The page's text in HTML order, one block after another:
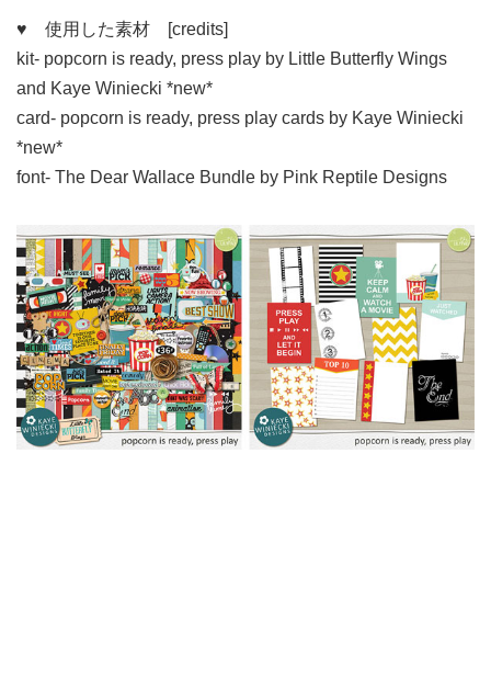
♥ 使用した素材 [credits]
kit- popcorn is ready, press play by Little Butterfly Wings
and Kaye Winiecki *new*
card- popcorn is ready, press play cards by Kaye Winiecki
*new*
font- The Dear Wallace Bundle by Pink Reptile Designs